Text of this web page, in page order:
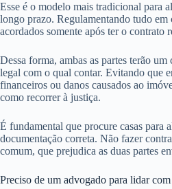
Esse é o modelo mais tradicional para
longo prazo. Regulamentando tudo em
acordados somente após ter o contrato
Dessa forma, ambas as partes terão
legal com o qual contar. Evitando que
financeiros ou danos causados ao
como recorrer à justiça.
É fundamental que procure casas para
documentação correta. Não fazer
comum, que prejudica as duas partes
Preciso de um advogado para lidar